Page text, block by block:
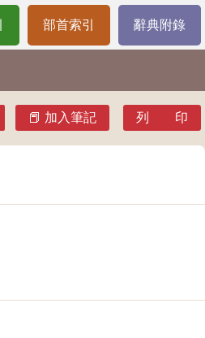
部首索引 辭典附錄
加入筆記 列 印